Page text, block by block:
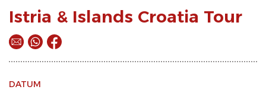
Istria & Islands Croatia Tour
DATUM